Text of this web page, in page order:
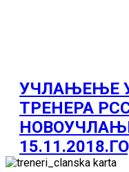
УЧЛАЊЕЊЕ
ТРЕНЕРА